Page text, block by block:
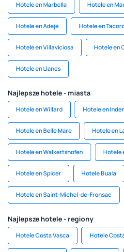
Hotele en Marbella Hotele en
Hotele en Adeje Hotele en
Hotele en Villaviciosa Hotele en
Hotele en Llanes
Najlepsze hotele - miasta
Hotele en Willard Hotele en
Hotele en Belle Mare Hotele en
Hotele en Walkertshofen Hotele
Hotele en Spicer Hotele Buala
Hotele en Saint-Michel-de-Fronsac
Najlepsze hotele - regiony
Hotele Costa Vasca Hotele